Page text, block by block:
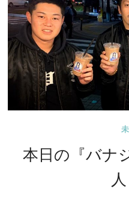
チ
ン
カ
ー
ス
ク
ア
日
で！
本日の『バナ